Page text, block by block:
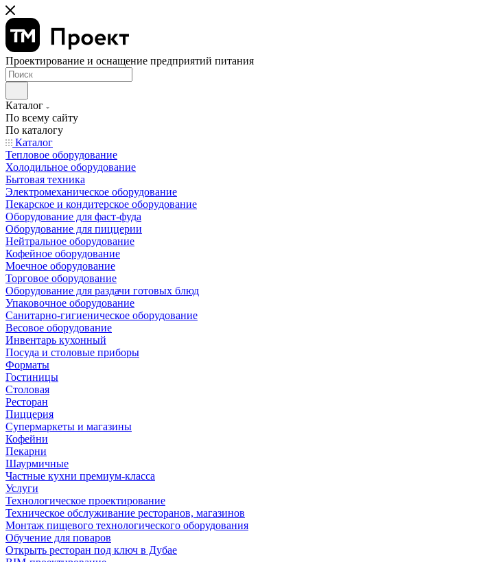
Проектирование и оснащение предприятий питания
Каталог
По всему сайту
По каталогу
Каталог
Тепловое оборудование
Холодильное оборудование
Бытовая техника
Электромеханическое оборудование
Пекарское и кондитерское оборудование
Оборудование для фаст-фуда
Оборудование для пиццерии
Нейтральное оборудование
Кофейное оборудование
Моечное оборудование
Торговое оборудование
Оборудование для раздачи готовых блюд
Упаковочное оборудование
Санитарно-гигиеническое оборудование
Весовое оборудование
Инвентарь кухонный
Посуда и столовые приборы
Форматы
Гостиницы
Столовая
Ресторан
Пиццерия
Супермаркеты и магазины
Кофейни
Пекарни
Шаурмичные
Частные кухни премиум-класса
Услуги
Технологическое проектирование
Техническое обслуживание ресторанов, магазинов
Монтаж пищевого технологического оборудования
Обучение для поваров
Открыть ресторан под ключ в Дубае